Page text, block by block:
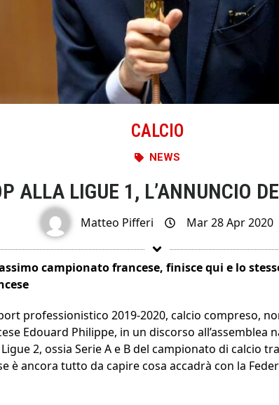
CALCIO
NEWS
ALLA LIGUE 1, L’ANNUNCIO
Matteo Pifferi Mar 28 Apr 2020
campionato francese, finisce qui e lo
professionistico 2019-2020, calcio compreso,
Edouard Philippe, in un discorso all’assemblea
2, ossia Serie A e B del campionato di calcio
è ancora tutto da capire cosa accadrà con la